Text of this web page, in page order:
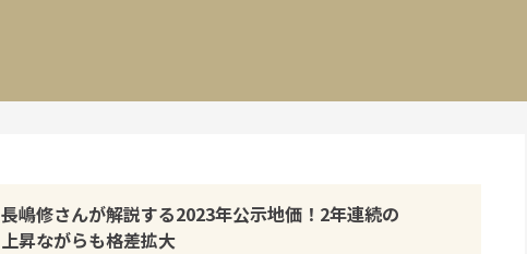
長嶋修さんが解説する2023年公示地価！2年連続の
上昇ながらも格差拡大